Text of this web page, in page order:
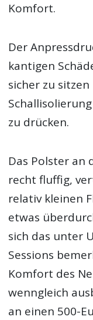
Komfort.
Der
kantigen
sicher zu
zu drücken.
Das Polster an
recht fluffig,
relativ kleinen
etwas
sich das unter
Sessions
Komfort des
wenngleich
an einen 500-